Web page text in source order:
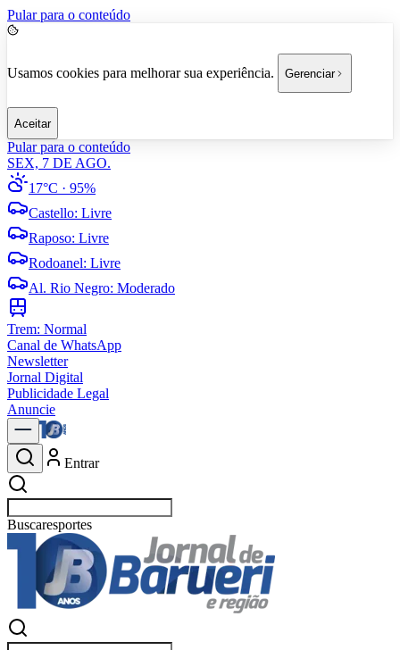
Pular para o conteúdo
Usamos cookies para melhorar sua experiência. Gerenciar
Aceitar
Pular para o conteúdo
SEX, 7 DE AGO.
17°C · 95%
Castello: Livre
Raposo: Livre
Rodoanel: Livre
Al. Rio Negro: Moderado
Trem: Normal
Canal de WhatsApp
Newsletter
Jornal Digital
Publicidade Legal
Anuncie
Entrar
Buscaresport